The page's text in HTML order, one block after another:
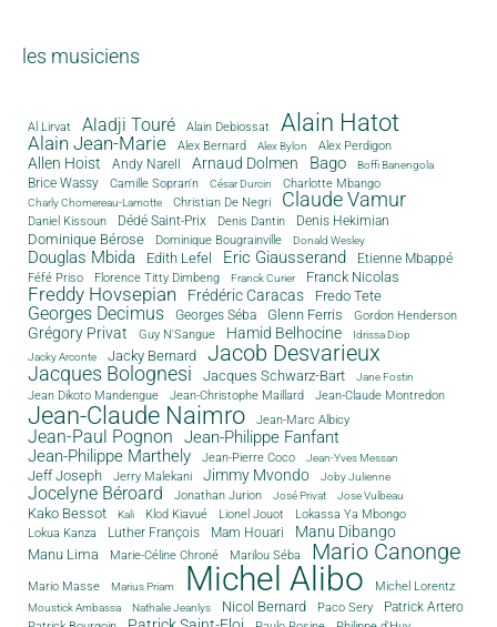
les musiciens
Al Lirvat Aladji Touré Alain Debiossat Alain Hatot
Alain Jean-Marie Alex Bernard Alex Bylon Alex Perdigon
Allen Hoist Andy Narell Arnaud Dolmen Bago Boffi Banengola
Brice Wassy Camille Sopran'n César Durcin Charlotte Mbango
Charly Chomereau-Lamotte Christian De Negri Claude Vamur
Daniel Kissoun Dédé Saint-Prix Denis Dantin Denis Hekimian
Dominique Bérose Dominique Bougrainville Donald Wesley
Douglas Mbida Edith Lefel Eric Giausserand Etienne Mbappé
Féfé Priso Florence Titty Dimbeng Franck Curier Franck Nicolas
Freddy Hovsepian Frédéric Caracas Fredo Tete
Georges Decimus Georges Séba Glenn Ferris Gordon Henderson
Grégory Privat Guy N'Sangue Hamid Belhocine
Idrissa Diop
Jacky Arconte
Jacky Bernard Jacob Desvarieux
Jacques Bolognesi Jacques Schwarz-Bart Jane Fostin
Jean Dikoto Mandengue Jean-Christophe Maillard Jean-Claude Montredon
Jean-Claude Naimro Jean-Marc Albicy
Jean-Paul Pognon
Jean-Philippe Fanfant
Jean-Philippe Marthely
Jean-Pierre Coco Jean-Yves Messan
Jeff Joseph Jerry Malekani Jimmy Mvondo Joby Julienne
Jocelyne Béroard Jonathan Jurion José Privat Jose Vulbeau
Kako Bessot Kali Klod Kiavué Lionel Jouot
Lokassa Ya Mbongo
Lokua Kanza
Luther François Mam Houari Manu Dibango
Manu Lima Marie-Céline Chroné Marilou Séba Mario Canonge
Mario Masse Marius Priam Michel Alibo Michel Lorentz
Moustick Ambassa Nathalie Jeanlys Nicol Bernard Paco Sery
Patrick Artero